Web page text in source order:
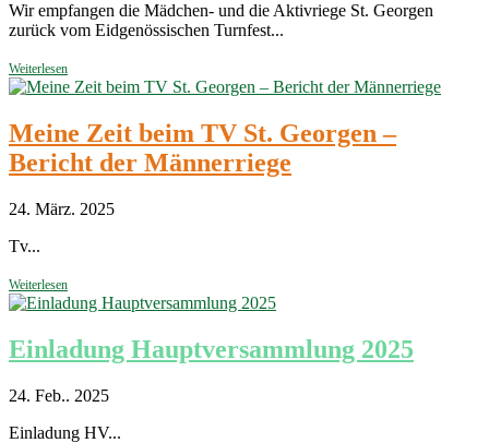
Wir empfangen die Mädchen- und die Aktivriege St. Georgen
zurück vom Eidgenössischen Turnfest...
Weiterlesen
Meine Zeit beim TV St. Georgen –
Bericht der Männerriege
24. März. 2025
Tv...
Weiterlesen
Einladung Hauptversammlung 2025
24. Feb.. 2025
Einladung HV...